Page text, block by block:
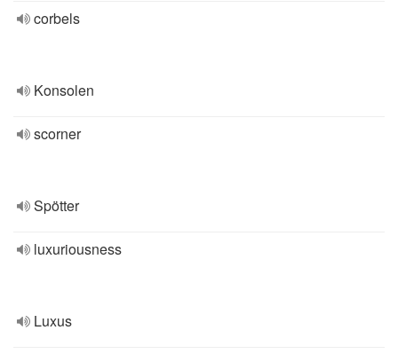
corbels
Konsolen
scorner
Spötter
luxuriousness
Luxus